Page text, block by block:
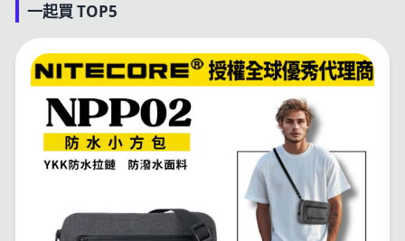
一起買 TOP5